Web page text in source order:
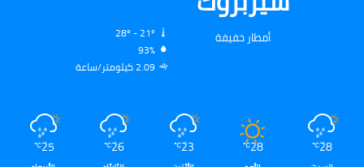
أمطار خفيفة
93%
2.09 كيلومتر/ساعة
28
℃
28
℃
23
℃
26
℃
25
℃